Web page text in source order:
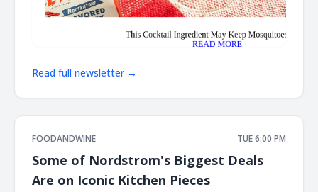
Read full newsletter →
FOODANDWINE TUE 6:00 PM
Some of Nordstrom's Biggest Deals
Are on Iconic Kitchen Pieces